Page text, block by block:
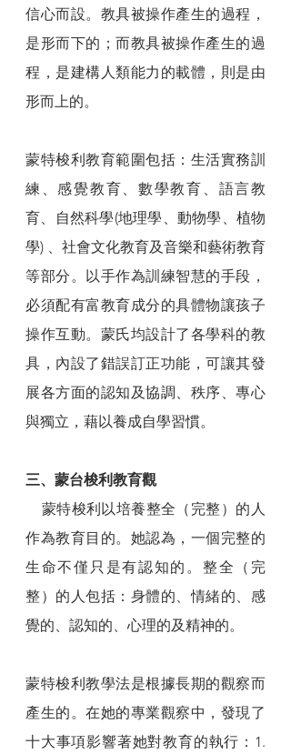
信心而設。教具被操作產生的過程，
是形而下的；而教具被操作產生的過
程，是建構人類能力的載體，則是由
形而上的。
蒙特梭利教育範圍包括：生活實務訓
練、感覺教育、數學教育、語言教
育、自然科學(地理學、動物學、植物
學) 、社會文化教育及音樂和藝術教育
等部分。以手作為訓練智慧的手段，
必須配有富教育成分的具體物讓孩子
操作互動。蒙氏均設計了各學科的教
具，內設了錯誤訂正功能，可讓其發
展各方面的認知及協調、秩序、專心
與獨立，藉以養成自學習慣。
三、蒙台梭利教育觀
作為教育目的。她認為，一個完整的
生命不僅只是有認知的。整全（完
整）的人包括：身體的、情緒的、感
覺的、認知的、心理的及精神的。
蒙特梭利教學法是根據長期的觀察而
產生的。在她的專業觀察中，發現了
十大事項影響著她對教育的執行：1.